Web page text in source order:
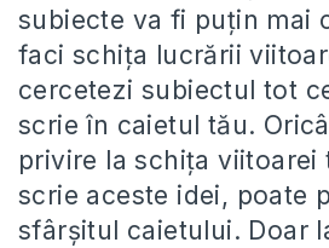
subiecte va fi puțin mai
faci schița lucrării
cercetezi subiectul tot
scrie în caietul tău.
privire la schița viitoarei
scrie aceste idei, poate
sfârșitul caietului. Doar